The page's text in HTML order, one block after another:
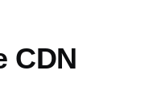
CDN